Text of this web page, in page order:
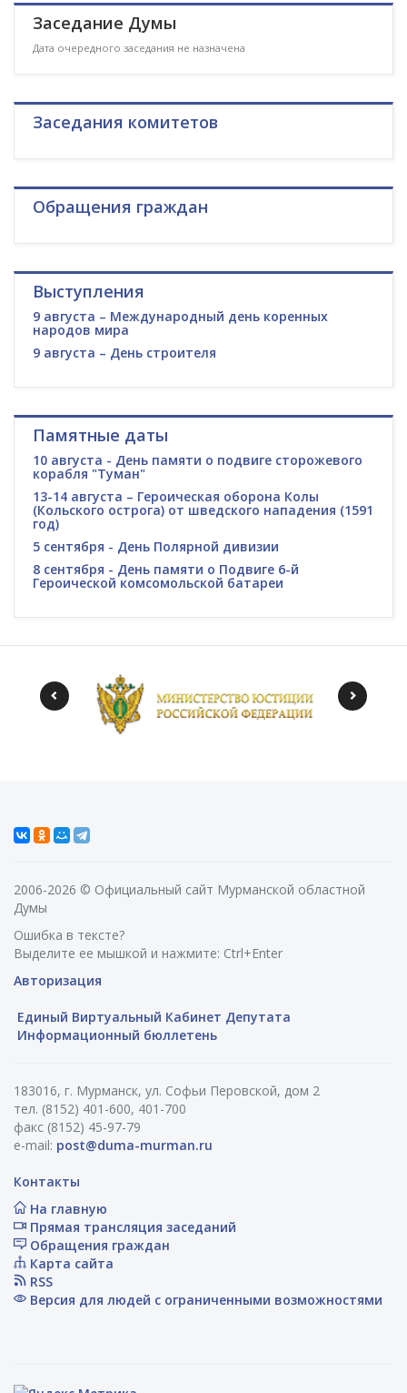
Заседание Думы
Дата очередного заседания не назначена
Заседания комитетов
Обращения граждан
Выступления
9 августа – Международный день коренных
народов мира
9 августа – День строителя
Памятные даты
10 августа - День памяти о подвиге сторожевого
корабля "Туман"
13-14 августа – Героическая оборона Колы
(Кольского острога) от шведского нападения (1591
год)
5 сентября - День Полярной дивизии
8 сентября - День памяти о Подвиге 6-й
Героической комсомольской батареи
2006-2026 © Официальный сайт Мурманской областной
Думы
Ошибка в тексте?
Выделите ее мышкой и нажмите: Ctrl+Enter
Авторизация
Единый Виртуальный Кабинет Депутата
Информационный бюллетень
183016, г. Мурманск, ул. Софьи Перовской, дом 2
тел. (8152) 401-600, 401-700
факс (8152) 45-97-79
e-mail: post@duma-murman.ru
Контакты
На главную
Прямая трансляция заседаний
Обращения граждан
Карта сайта
RSS
Версия для людей с ограниченными возможностями